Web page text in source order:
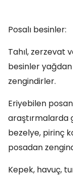
Posalı besinler:
Tahıl, zerzevat
besinler
zengindirler.
Eriyebilen
araştırmalarda
bezelye, pirinç
posadan
Kepek, havuç,